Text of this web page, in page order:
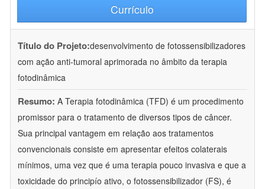
Currículo
Título do Projeto:desenvolvimento de fotossensibilizadores
com ação anti-tumoral aprimorada no âmbito da terapia
fotodinâmica
Resumo: A Terapia fotodinâmica (TFD) é um procedimento
promissor para o tratamento de diversos tipos de câncer.
Sua principal vantagem em relação aos tratamentos
convencionais consiste em apresentar efeitos colaterais
mínimos, uma vez que é uma terapia pouco invasiva e que a
toxicidade do principío ativo, o fotossensibilizador (FS), é